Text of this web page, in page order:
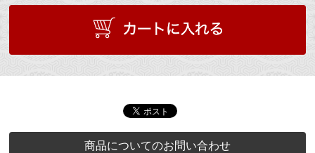
商品についてのお問い合わせ